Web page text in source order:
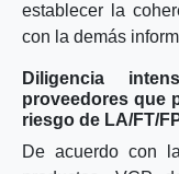
establecer la
con la demás
Diligencia
proveedores que
riesgo de LA/FT/
De acuerdo con